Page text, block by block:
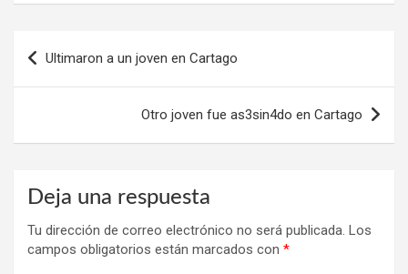
Ultimaron a un joven en Cartago
Otro joven fue as3sin4do en Cartago
Deja una respuesta
Tu dirección de correo electrónico no será publicada. Los
campos obligatorios están marcados con *